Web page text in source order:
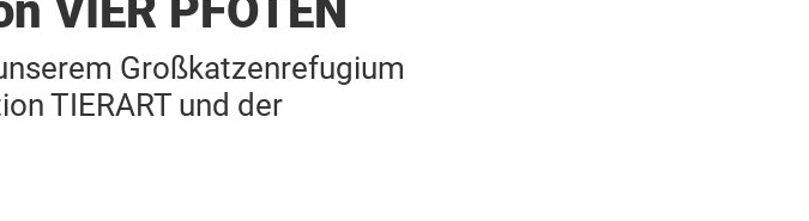
VIER PFOTEN
Großkatzenrefugium
TIERART und der